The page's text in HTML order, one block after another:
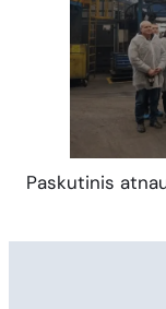
Paskutinis